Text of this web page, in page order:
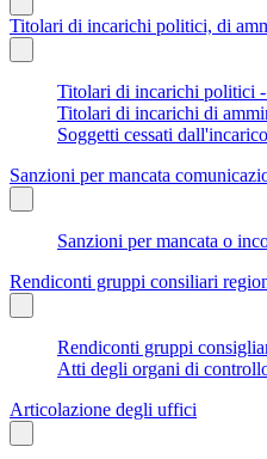
Titolari di incarichi politici, di
Titolari di incarichi politici
Titolari di incarichi di
Soggetti cessati dall'incarico
Sanzioni per mancata
Sanzioni per mancata o
Rendiconti gruppi consiliari
Rendiconti gruppi
Atti degli organi di
Articolazione degli uffici